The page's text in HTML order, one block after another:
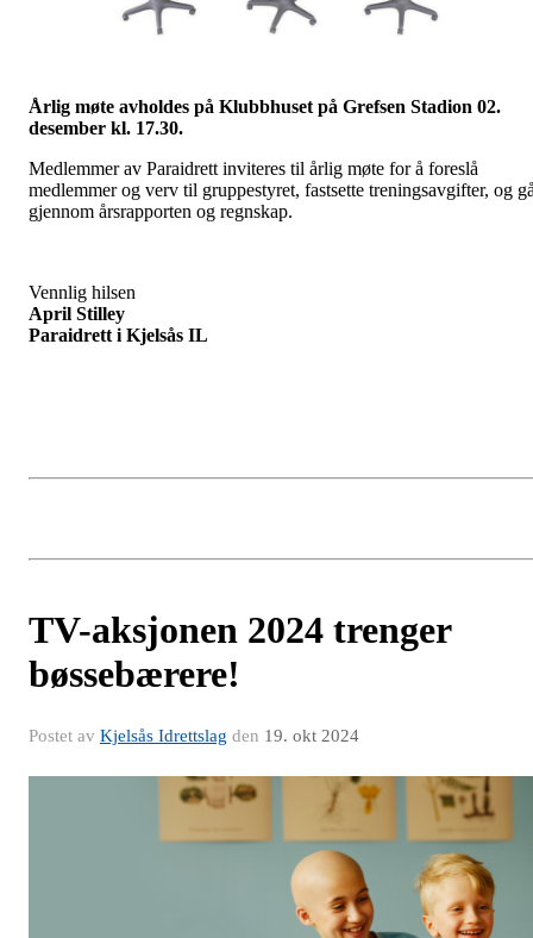
Årlig møte avholdes på Klubbhuset på Grefsen Stadion 02.
desember kl. 17.30.
Medlemmer av Paraidrett inviteres til årlig møte for å foreslå
medlemmer og verv til gruppestyret, fastsette treningsavgifter, og
gjennom årsrapporten og regnskap.
Vennlig hilsen
April Stilley
Paraidrett i Kjelsås IL
TV-aksjonen 2024 trenger
bøssebærere!
Postet av Kjelsås Idrettslag den 19. okt 2024